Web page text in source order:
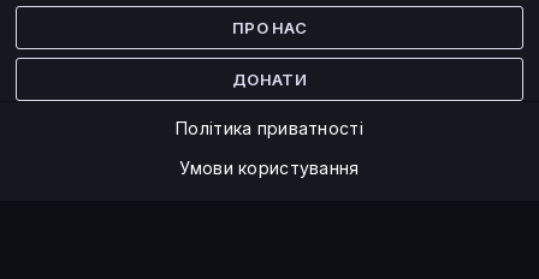
ПРО НАС
ДОНАТИ
Політика приватності
Умови користування